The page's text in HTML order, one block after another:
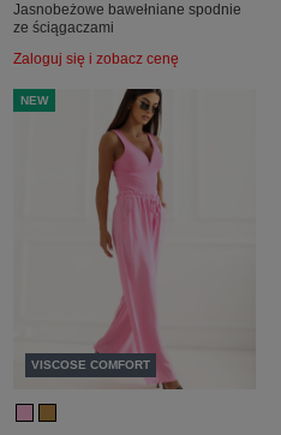
Jasnobeżowe bawełniane spodnie
ze ściągaczami
Zaloguj się i zobacz cenę
NEW
VISCOSE COMFORT